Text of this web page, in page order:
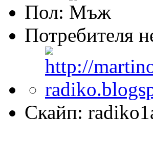
Пол:
Потребителя
Скайп: